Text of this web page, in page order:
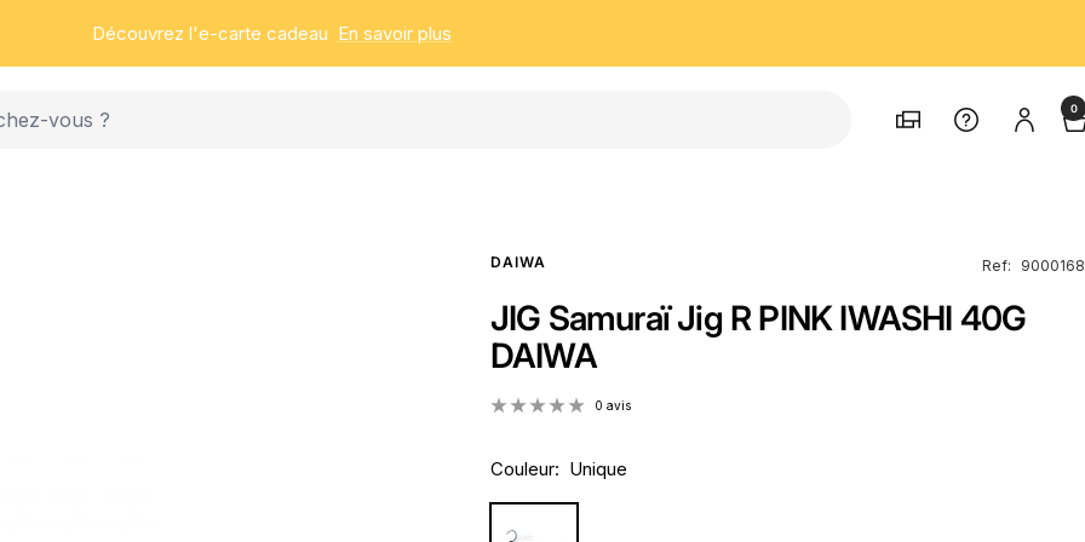
Découvrez l'e-carte cadeau En savoir plus
MagasinsSupport 0
DAIWA
JIG Samuraï Jig R PINK IWASHI 40G
DAIWA
0 avis
Ref: 9000168
Couleur: Unique